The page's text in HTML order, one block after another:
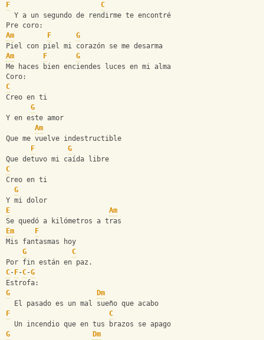
F
C
  Y a un segundo de rendirme te encontré
Pre coro:
Am
F
G
Piel con piel mi corazón se me desarma
Am
F
G
Me haces bien enciendes luces en mi alma
Coro:
C
Creo en ti
G
Y en este amor
Am
Que me vuelve indestructible
F
G
Que detuvo mi caída libre
C
Creo en ti
G
Y mi dolor
E
Am
Se quedó a kilómetros a tras
Em
F
Mis fantasmas hoy
G
C
Por fin están en paz.
C- F-C-G
Estrofa:
G
Dm
  El pasado es un mal sueño que acabo
F
C
  Un incendio que en tus brazos se apago
G
Dm